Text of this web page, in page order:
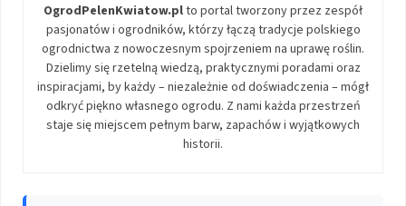
OgrodPelenKwiatow.plto portal tworzony przez zespół
pasjonatów i ogrodników, którzy łączą tradycje polskiego
ogrodnictwa z nowoczesnym spojrzeniem na uprawę roślin.
Dzielimy się rzetelną wiedzą, praktycznymi poradami oraz
inspiracjami, by każdy – niezależnie od doświadczenia – mógł
odkryć piękno własnego ogrodu. Z nami każda przestrzeń
staje się miejscem pełnym barw, zapachów i wyjątkowych
historii.